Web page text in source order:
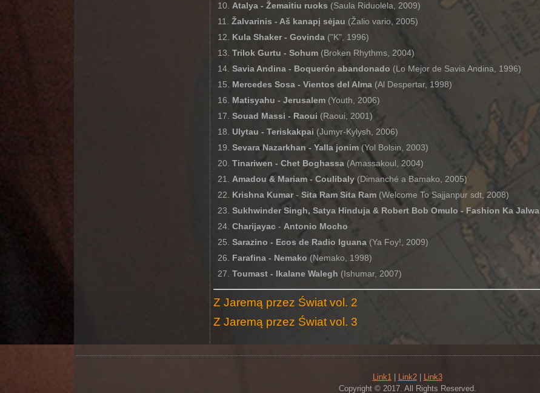
Atalya - Žemaitiu ruoks (Saula Riduolėla, 2009)
Žalvarinis - Aš kanapį sėjau (Žalio vario, 2005)
Kula Shaker - Govinda ("K", 1996)
Trilok Gurtu - Sohum (Broken Rhythms, 2004)
Savia Andina - Boquerón abandonado (Lo Mejor de Savia Andina, 1996)
Mercedes Sosa - Vientos del Alma (Al Despertar, 1998)
Matisyahu - Jerusalem (Youth, 2006)
Souad Massi - Raoui (Raoui, 2001)
Ulytau - Teriskakpai (Jumyr-Kylysh, 2006)
Sevara Nazarkhan - Yalla jonim (Yol Bolsin, 2003)
Tinariwen - Chet Boghassa (Amassakoul, 2004)
Amadou & Mariam - Coulibaly (Dimanché a Bamako, 2005)
Krishna Kumar- Sita Ram Sita Ram (Welcome To Sajjanpur sdt, 2008)
Sukhwinder Singh, Satya Hinduja & Robert Bob Omulo - Fashion Ka Jalwa
Charijayac - Antonio Mocho
Sarazino - Ecos de Radio Iguana (Ya Foy!, 2009)
Farafina - Nemako (Nemako, 1998)
Toumast - Ikalane Walegh (Ishumar, 2007)
Z Jaremą przez Świat vol. 2
Z Jaremą przez Świat vol. 3
Link1| Link2|
Link3
Copyright © 2017. All Rights Reserved.